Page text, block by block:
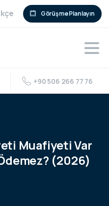
Görüşme Planlayın
+90 506 266 77 76
MuafiyetiVar
(2026)